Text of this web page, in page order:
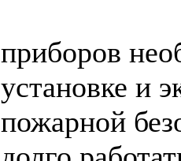
приборов
установке и
пожарной